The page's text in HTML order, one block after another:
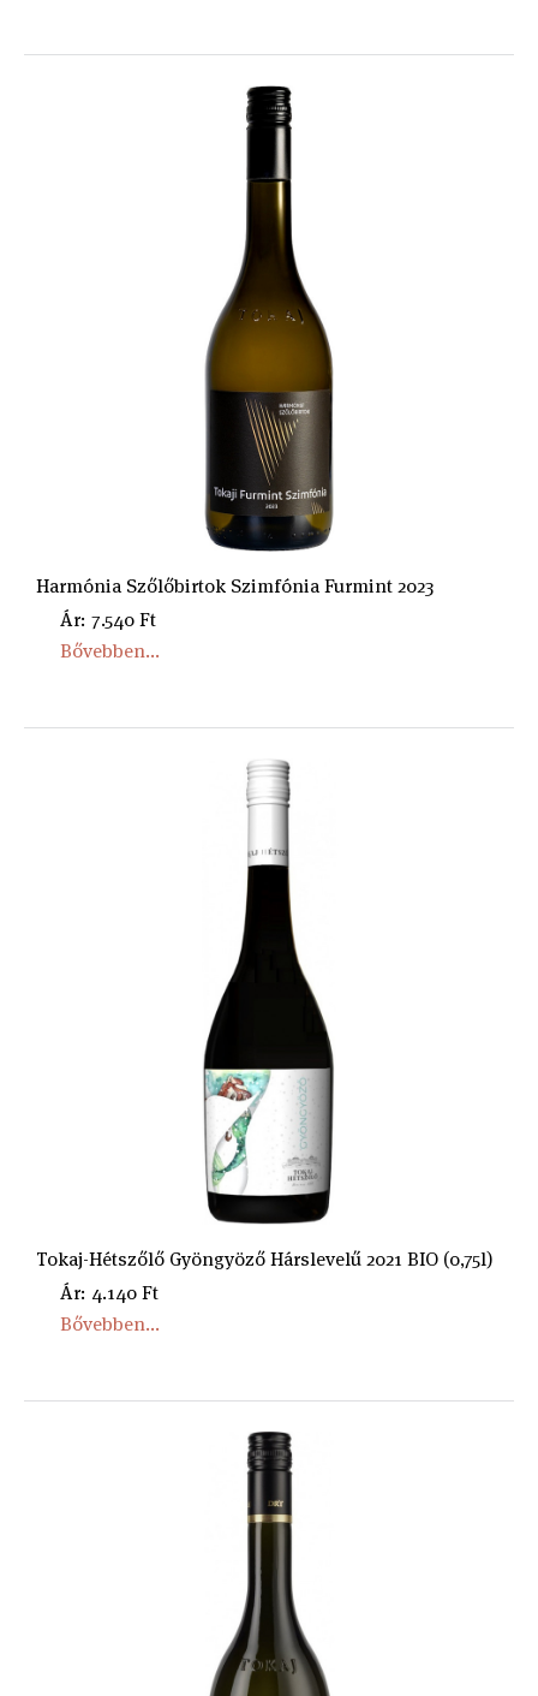
Harmónia Szőlőbirtok Szimfónia Furmint 2023
Ár: 7.540 Ft
Bővebben...
Tokaj-Hétszőlő Gyöngyöző Hárslevelű 2021 BIO (0,75l)
Ár: 4.140 Ft
Bővebben...